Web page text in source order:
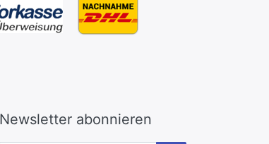
Newsletter abonnieren